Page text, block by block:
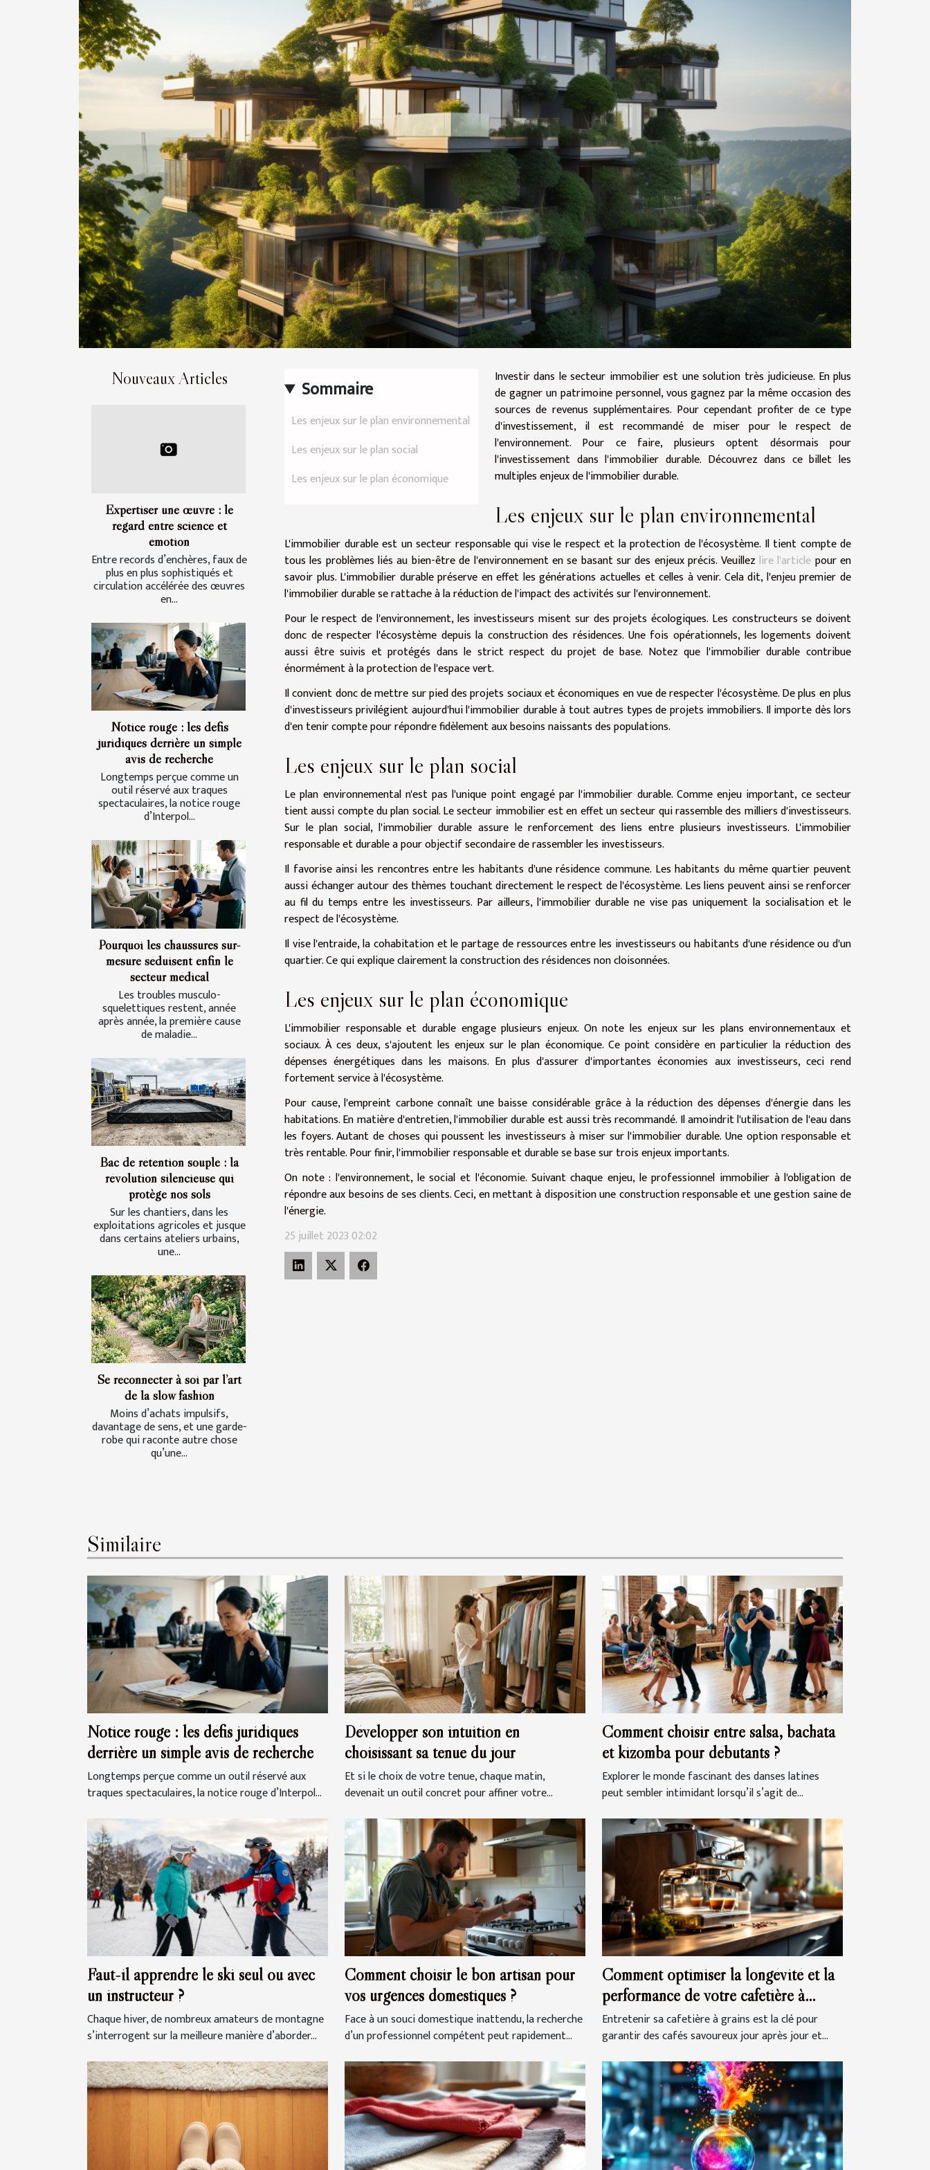
Nouveaux Articles
Expertiser une œuvre : le
regard entre science et
émotion
Entre records d’enchères, faux de
plus en plus sophistiqués et
circulation accélérée des œuvres
en...
Notice rouge : les défis
juridiques derrière un simple
avis de recherche
Longtemps perçue comme un
outil réservé aux traques
spectaculaires, la notice rouge
d’Interpol...
Pourquoi les chaussures sur-
mesure séduisent enfin le
secteur médical
Les troubles musculo-
squelettiques restent, année
après année, la première cause
de maladie...
Bac de rétention souple : la
révolution silencieuse qui
protège nos sols
Sur les chantiers, dans les
exploitations agricoles et jusque
dans certains ateliers urbains,
une...
Se reconnecter à soi par l’art
de la slow fashion
Moins d’achats impulsifs,
davantage de sens, et une garde-
robe qui raconte autre chose
qu’une...
Sommaire
Les enjeux sur le plan environnemental
Les enjeux sur le plan social
Les enjeux sur le plan économique
Investir dans le secteur immobilier est une solution très judicieuse. En plus
de gagner un patrimoine personnel, vous gagnez par la même occasion des
sources de revenus supplémentaires. Pour cependant profiter de ce type
d'investissement, il est recommandé de miser pour le respect de
l'environnement. Pour ce faire, plusieurs optent désormais pour
l'investissement dans l'immobilier durable. Découvrez dans ce billet les
multiples enjeux de l'immobilier durable.
Les enjeux sur le plan environnemental
L'immobilier durable est un secteur responsable qui vise le respect et la protection de l'écosystème. Il tient compte de
tous les problèmes liés au bien-être de l'environnement en se basant sur des enjeux précis. Veuillez lire l'article pour en
savoir plus. L'immobilier durable préserve en effet les générations actuelles et celles à venir. Cela dit, l'enjeu premier de
l'immobilier durable se rattache à la réduction de l'impact des activités sur l'environnement.
Pour le respect de l'environnement, les investisseurs misent sur des projets écologiques. Les constructeurs se doivent
donc de respecter l'écosystème depuis la construction des résidences. Une fois opérationnels, les logements doivent
aussi être suivis et protégés dans le strict respect du projet de base. Notez que l'immobilier durable contribue
énormément à la protection de l'espace vert.
Il convient donc de mettre sur pied des projets sociaux et économiques en vue de respecter l'écosystème. De plus en plus
d'investisseurs privilégient aujourd'hui l'immobilier durable à tout autres types de projets immobiliers. Il importe dès lors
d'en tenir compte pour répondre fidèlement aux besoins naissants des populations.
Les enjeux sur le plan social
Le plan environnemental n'est pas l'unique point engagé par l'immobilier durable. Comme enjeu important, ce secteur
tient aussi compte du plan social. Le secteur immobilier est en effet un secteur qui rassemble des milliers d'investisseurs.
Sur le plan social, l'immobilier durable assure le renforcement des liens entre plusieurs investisseurs. L'immobilier
responsable et durable a pour objectif secondaire de rassembler les investisseurs.
Il favorise ainsi les rencontres entre les habitants d'une résidence commune. Les habitants du même quartier peuvent
aussi échanger autour des thèmes touchant directement le respect de l'écosystème. Les liens peuvent ainsi se renforcer
au fil du temps entre les investisseurs. Par ailleurs, l'immobilier durable ne vise pas uniquement la socialisation et le
respect de l'écosystème.
Il vise l'entraide, la cohabitation et le partage de ressources entre les investisseurs ou habitants d'une résidence ou d'un
quartier. Ce qui explique clairement la construction des résidences non cloisonnées.
Les enjeux sur le plan économique
L'immobilier responsable et durable engage plusieurs enjeux. On note les enjeux sur les plans environnementaux et
sociaux. À ces deux, s'ajoutent les enjeux sur le plan économique. Ce point considère en particulier la réduction des
dépenses énergétiques dans les maisons. En plus d'assurer d'importantes économies aux investisseurs, ceci rend
fortement service à l'écosystème.
Pour cause, l'empreint carbone connaît une baisse considérable grâce à la réduction des dépenses d'énergie dans les
habitations. En matière d'entretien, l'immobilier durable est aussi très recommandé. Il amoindrit l'utilisation de l'eau dans
les foyers. Autant de choses qui poussent les investisseurs à miser sur l'immobilier durable. Une option responsable et
très rentable. Pour finir, l'immobilier responsable et durable se base sur trois enjeux importants.
On note : l'environnement, le social et l'économie. Suivant chaque enjeu, le professionnel immobilier à l'obligation de
répondre aux besoins de ses clients. Ceci, en mettant à disposition une construction responsable et une gestion saine de
l'énergie.
25 juillet 2023 02:02
Similaire
Notice rouge : les défis juridiques
derrière un simple avis de recherche
Longtemps perçue comme un outil réservé aux
traques spectaculaires, la notice rouge d’Interpol...
Développer son intuition en
choisissant sa tenue du jour
Et si le choix de votre tenue, chaque matin,
devenait un outil concret pour affiner votre...
Comment choisir entre salsa, bachata
et kizomba pour débutants ?
Explorer le monde fascinant des danses latines
peut sembler intimidant lorsqu’il s’agit de...
Faut-il apprendre le ski seul ou avec
un instructeur ?
Chaque hiver, de nombreux amateurs de montagne
s’interrogent sur la meilleure manière d’aborder...
Comment choisir le bon artisan pour
vos urgences domestiques ?
Face à un souci domestique inattendu, la recherche
d’un professionnel compétent peut rapidement...
Comment optimiser la longévité et la
performance de votre cafetière à
grains ?
Entretenir sa cafetière à grains est la clé pour
garantir des cafés savoureux jour après jour et...